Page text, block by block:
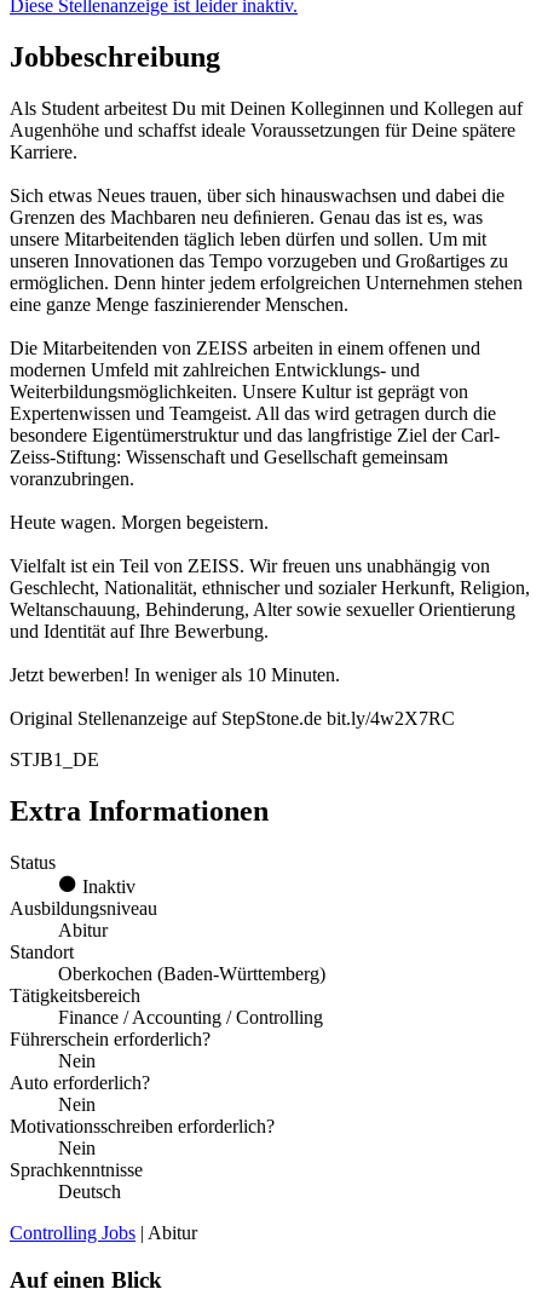
Diese Stellenanzeige ist leider inaktiv.
Jobbeschreibung
Als Student arbeitest Du mit Deinen Kolleginnen und Kollegen auf
Augenhöhe und schaffst ideale Voraussetzungen für Deine spätere
Karriere.
Sich etwas Neues trauen, über sich hinauswachsen und dabei die
Grenzen des Machbaren neu deﬁnieren. Genau das ist es, was
unsere Mitarbeitenden täglich leben dürfen und sollen. Um mit
unseren Innovationen das Tempo vorzugeben und Großartiges zu
ermöglichen. Denn hinter jedem erfolgreichen Unternehmen stehen
eine ganze Menge faszinierender Menschen.
Die Mitarbeitenden von ZEISS arbeiten in einem offenen und
modernen Umfeld mit zahlreichen Entwicklungs- und
Weiterbildungsmöglichkeiten. Unsere Kultur ist geprägt von
Expertenwissen und Teamgeist. All das wird getragen durch die
besondere Eigentümerstruktur und das langfristige Ziel der Carl-
Zeiss-Stiftung: Wissenschaft und Gesellschaft gemeinsam
voranzubringen.
Heute wagen. Morgen begeistern.
Vielfalt ist ein Teil von ZEISS. Wir freuen uns unabhängig von
Geschlecht, Nationalität, ethnischer und sozialer Herkunft, Religion,
Weltanschauung, Behinderung, Alter sowie sexueller Orientierung
und Identität auf Ihre Bewerbung.
Jetzt bewerben! In weniger als 10 Minuten.
Original Stellenanzeige auf StepStone.de bit.ly/4w2X7RC
STJB1_DE
Extra Informationen
Status
Inaktiv
Ausbildungsniveau
Abitur
Standort
Oberkochen (Baden-Württemberg)
Tätigkeitsbereich
Finance / Accounting / Controlling
Führerschein erforderlich?
Nein
Auto erforderlich?
Nein
Motivationsschreiben erforderlich?
Nein
Sprachkenntnisse
Deutsch
Controlling Jobs | Abitur
Auf einen Blick